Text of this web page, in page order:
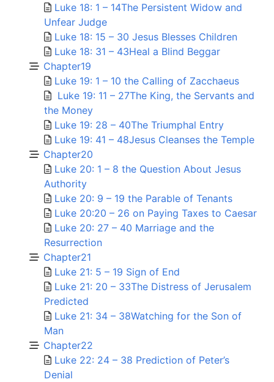
Luke 18: 1 – 14The Persistent Widow and
Unfear Judge
Luke 18: 15 – 30 Jesus Blesses Children
Luke 18: 31 – 43Heal a Blind Beggar
Chapter19
Luke 19: 1 – 10 the Calling of Zacchaeus
Luke 19: 11 – 27The King, the Servants and
the Money
Luke 19: 28 – 40The Triumphal Entry
Luke 19: 41 – 48Jesus Cleanses the Temple
Chapter20
Luke 20: 1 – 8 the Question About Jesus
Authority
Luke 20: 9 – 19 the Parable of Tenants
Luke 20:20 – 26 on Paying Taxes to Caesar
Luke 20: 27 – 40 Marriage and the
Resurrection
Chapter21
Luke 21: 5 – 19 Sign of End
Luke 21: 20 – 33The Distress of Jerusalem
Predicted
Luke 21: 34 – 38Watching for the Son of
Man
Chapter22
Luke 22: 24 – 38 Prediction of Peter’s
Denial